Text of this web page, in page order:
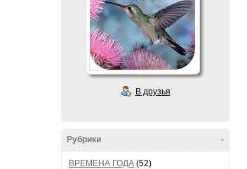
В друзья
-
Рубрики
ВРЕМЕНА ГОДА (52)